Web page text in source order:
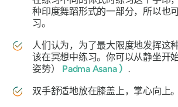
种印度舞蹈形式的一部分，所以也
习。
人们认为，为了最大限度地发挥这
该在冥想中练习。你可以从静坐开
姿势） Padma Asana） .
双手舒适地放在膝盖上，掌心向上